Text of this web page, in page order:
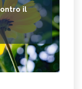
il